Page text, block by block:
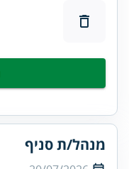
מנהל/ת סניף